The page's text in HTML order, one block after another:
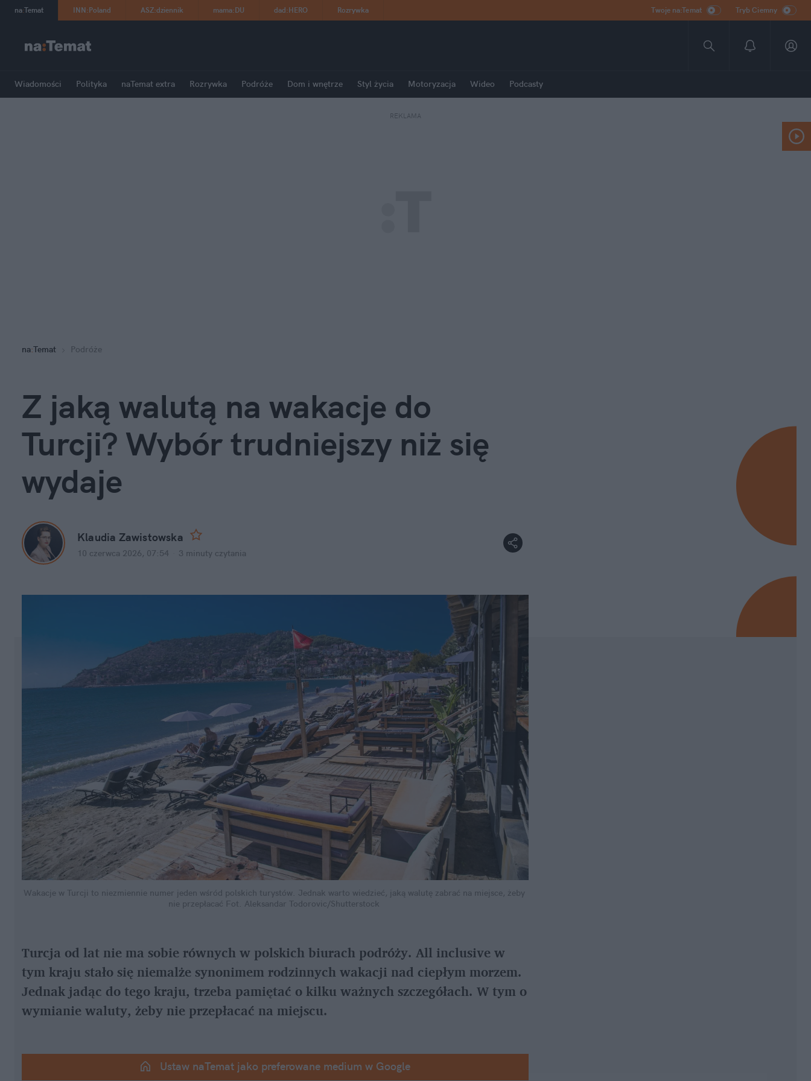
na:Temat INN:Poland ASZ:dziennik mama:DU dad:HERO Rozrywka Twoje na:Temat Tryb Ciemny
Wiadomości Polityka naTemat extra Rozrywka Podróże Dom i wnętrze Styl życia Motoryzacja Wideo Podcasty
REKLAMA
na:Temat Podróże
Z jaką walutą na wakacje do
Turcji? Wybór trudniejszy niż się
wydaje
Klaudia Zawistowska
10 czerwca 2026, 07:54 3 minuty czytania
Wakacje w Turcji to niezmiennie numer jeden wśród polskich turystów. Jednak warto wiedzieć, jaką walutę zabrać na miejsce, żeby
nie przepłacać Fot. Aleksandar Todorovic/Shutterstock
Turcja od lat nie ma sobie równych w polskich biurach podróży. All inclusive w
tym kraju stało się niemalże synonimem rodzinnych wakacji nad ciepłym morzem.
Jednak jadąc do tego kraju, trzeba pamiętać o kilku ważnych szczegółach. W tym o
wymianie waluty, żeby nie przepłacać na miejscu.
Ustaw naTemat jako preferowane medium w Google